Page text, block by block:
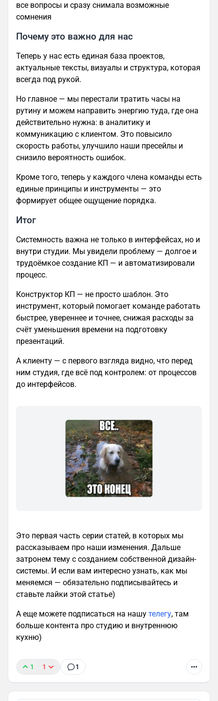
все вопросы и сразу снимала возможные
сомнения
Почему это важно для нас
Теперь у нас есть единая база проектов,
актуальные тексты, визуалы и структура, которая
всегда под рукой.
Но главное — мы перестали тратить часы на
рутину и можем направить энергию туда, где она
действительно нужна: в аналитику и
коммуникацию с клиентом. Это повысило
скорость работы, улучшило наши пресейлы и
снизило вероятность ошибок.
Кроме того, теперь у каждого члена команды есть
единые принципы и инструменты — это
формирует общее ощущение порядка.
Итог
Системность важна не только в интерфейсах, но и
внутри студии. Мы увидели проблему — долгое и
трудоёмкое создание КП — и автоматизировали
процесс.
Конструктор КП — не просто шаблон. Это
инструмент, который помогает команде работать
быстрее, увереннее и точнее, снижая расходы за
счёт уменьшения времени на подготовку
презентаций.
А клиенту — с первого взгляда видно, что перед
ним студия, где всё под контролем: от процессов
до интерфейсов.
Это первая часть серии статей, в которых мы
рассказываем про наши изменения. Дальше
затронем тему с созданием собственной дизайн-
системы. И если вам интересно узнать, как мы
меняемся — обязательно подписывайтесь и
ставьте лайки этой статье)
А еще можете подписаться на нашу телегу, там
больше контента про студию и внутреннюю
кухню)
1 1 1